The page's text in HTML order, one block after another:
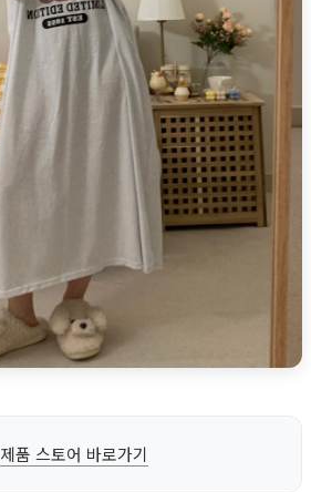
제품 스토어 바로가기